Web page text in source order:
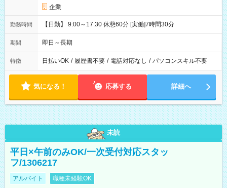
企業
勤務時間 【日勤】 9:00～17:30 休憩60分 [実働]7時間30分
期間 即日～長期
特徴 日払いOK / 履歴書不要 / 電話対応なし / パソコンスキル不要
気になる！ 応募する 詳細へ
未読
平日×午前のみOK/一次受付対応スタッ
フ/1306217
アルバイト 職種未経験OK